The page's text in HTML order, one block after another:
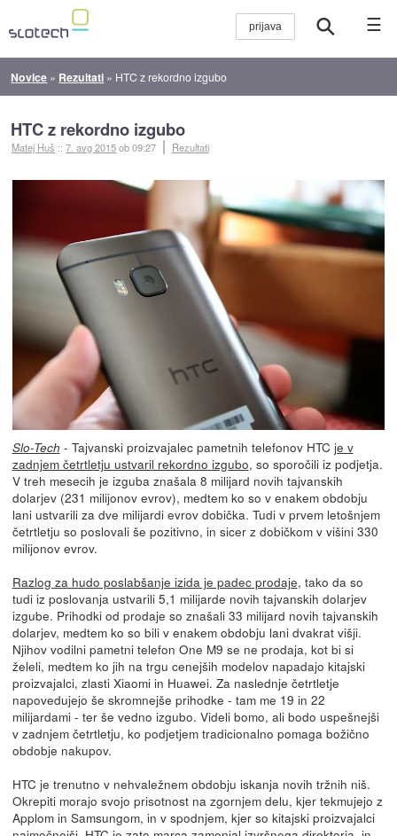
☰
Novice » Rezultati » HTC z rekordno izgubo
HTC z rekordno izgubo
Matej Huš ::7. avg 2015ob 09:27 Rezultati
Slo-Tech - Tajvanski proizvajalec pametnih telefonov HTC je v
zadnjem četrtletju ustvaril rekordno izgubo, so sporočili iz podjetja.
V treh mesecih je izguba znašala 8 milijard novih tajvanskih
dolarjev (231 milijonov evrov), medtem ko so v enakem obdobju
lani ustvarili za dve milijardi evrov dobička. Tudi v prvem letošnjem
četrtletju so poslovali še pozitivno, in sicer z dobičkom v višini 330
milijonov evrov.
Razlog za hudo poslabšanje izida je padec prodaje, tako da so
tudi iz poslovanja ustvarili 5,1 milijarde novih tajvanskih dolarjev
izgube. Prihodki od prodaje so znašali 33 milijard novih tajvanskih
dolarjev, medtem ko so bili v enakem obdobju lani dvakrat višji.
Njihov vodilni pametni telefon One M9 se ne prodaja, kot bi si
želeli, medtem ko jih na trgu cenejših modelov napadajo kitajski
proizvajalci, zlasti Xiaomi in Huawei. Za naslednje četrtletje
napovedujejo še skromnejše prihodke - tam me 19 in 22
milijardami - ter še vedno izgubo. Videli bomo, ali bodo uspešnejši
v zadnjem četrtletju, ko podjetjem tradicionalno pomaga božično
obdobje nakupov.
HTC je trenutno v nehvaležnem obdobju iskanja novih tržnih niš.
Okrepiti morajo svojo prisotnost na zgornjem delu, kjer tekmujejo z
Applom in Samsungom, in v spodnjem, kjer so kitajski proizvajalci